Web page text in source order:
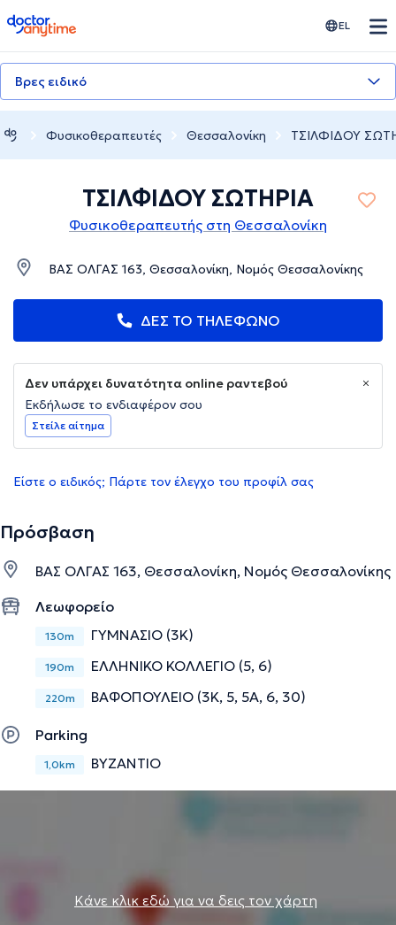
doctoranytime EL
Βρες ειδικό
Φυσικοθεραπευτές Θεσσαλονίκη ΤΣΙΛΦΙΔΟΥ
ΤΣΙΛΦΙΔΟΥ ΣΩΤΗΡΙΑ
Φυσικοθεραπευτής στη Θεσσαλονίκη
ΒΑΣ ΟΛΓΑΣ 163, Θεσσαλονίκη, Νομός Θεσσαλονίκης
ΔΕΣ ΤΟ ΤΗΛΕΦΩΝΟ
Δεν υπάρχει δυνατότητα online ραντεβού
Εκδήλωσε το ενδιαφέρον σου
Στείλε αίτημα
Είστε ο ειδικός; Πάρτε τον έλεγχο του προφίλ σας
Πρόσβαση
ΒΑΣ ΟΛΓΑΣ 163, Θεσσαλονίκη, Νομός Θεσσαλονίκης
Λεωφορείο
130m ΓΥΜΝΑΣΙΟ (3Κ)
190m ΕΛΛΗΝΙΚΟ ΚΟΛΛΕΓΙΟ (5, 6)
220m ΒΑΦΟΠΟΥΛΕΙΟ (3Κ, 5, 5Α, 6, 30)
Parking
1,0km ΒΥΖΑΝΤΙΟ
Κάνε κλικ εδώ για να δεις τον χάρτη